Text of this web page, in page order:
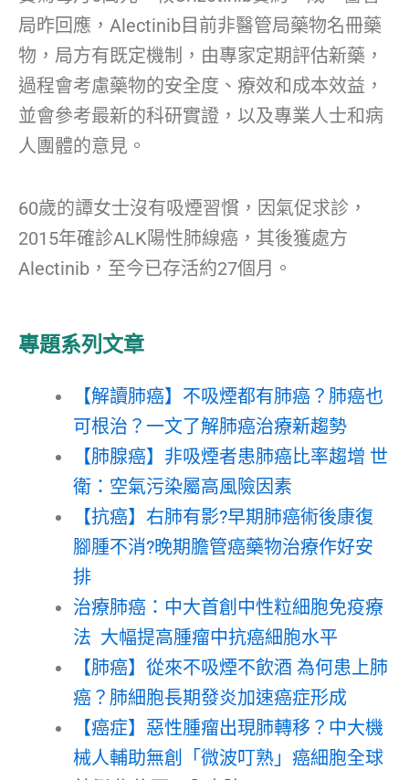
局昨回應，Alectinib目前非醫管局藥物名冊藥
物，局方有既定機制，由專家定期評估新藥，
過程會考慮藥物的安全度、療效和成本效益，
並會參考最新的科研實證，以及專業人士和病
人團體的意見。
60歲的譚女士沒有吸煙習慣，因氣促求診，
2015年確診ALK陽性肺線癌，其後獲處方
Alectinib，至今已存活約27個月。
專題系列文章
【解讀肺癌】不吸煙都有肺癌？肺癌也
可根治？一文了解肺癌治療新趨勢
【肺腺癌】非吸煙者患肺癌比率趨增 世
衛：空氣污染屬高風險因素
【抗癌】右肺有影?早期肺癌術後康復
腳腫不消?晚期膽管癌藥物治療作好安
排
治療肺癌：中大首創中性粒細胞免疫療
法 大幅提高腫瘤中抗癌細胞水平
【肺癌】從來不吸煙不飲酒 為何患上肺
癌？肺細胞長期發炎加速癌症形成
【癌症】惡性腫瘤出現肺轉移？中大機
械人輔助無創「微波叮熟」癌細胞全球